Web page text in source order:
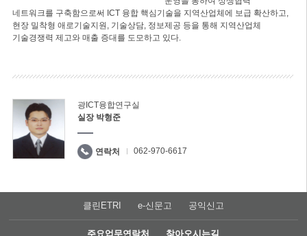
네트워크를 구축함으로써 ICT 융합 핵심기술을 지역산업체에 보급 확산하고,
현장 밀착형 애로기술지원, 기술상담, 정보제공 등을 통해 지역산업체
기술경쟁력 제고와 매출 증대를 도모하고 있다.
광ICT융합연구실
실장 박형준
연락처 062-970-6617
클린ETRI e-신문고 공익신고
주요업무연락처 찾아오시는길